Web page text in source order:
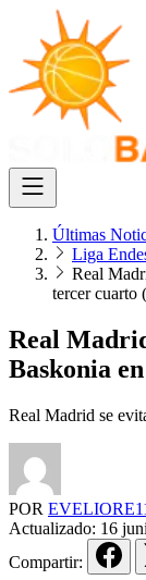
Últimas
Liga
Real
tercer cuarto
Real
Baskonia
Real Madrid se
POR
Actualizado: 16
Compartir: